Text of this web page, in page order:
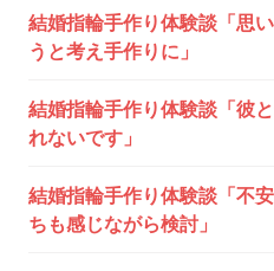
ン
結婚指輪手作り体験談「思
うと考え手作りに」
結婚指輪手作り体験談「彼
れないです」
結婚指輪手作り体験談「不
ちも感じながら検討」